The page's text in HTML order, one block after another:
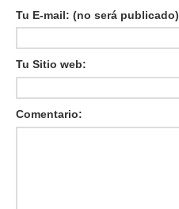
Tu E-mail: (no será publicado)
Tu Sitio web:
Comentario: